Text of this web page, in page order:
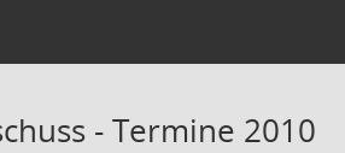
- Termine 2010